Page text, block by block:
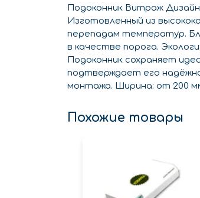
Подоконник Витраж
Изготовленный из
перепадам температур.
в качестве порога.
Подоконник сохраняет
подтверждает его
монтажа. Ширина: от 200 мм
Похожие товары